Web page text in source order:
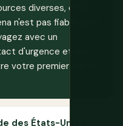
diverses, et la
n'est pas fiable dans
avec un
d'urgence et leur
votre premier appel,
des États-Unis à